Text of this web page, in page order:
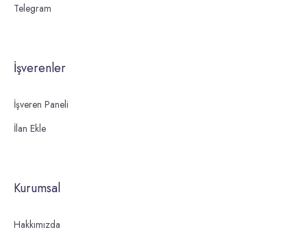
Telegram
İşverenler
İşveren Paneli
İlan Ekle
Kurumsal
Hakkımızda